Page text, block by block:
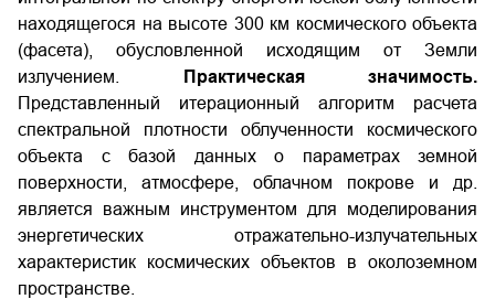
находящегося на высоте 300 км космического объекта
(фасета), обусловленной исходящим от Земли
излучением.
Практическая значимость.
Представленный итерационный алгоритм расчета
спектральной плотности облученности космического
объекта с базой данных о параметрах земной
поверхности, атмосфере, облачном покрове и др.
является важным инструментом для моделирования
энергетических отражательно-излучательных
характеристик космических объектов в околоземном
пространстве.